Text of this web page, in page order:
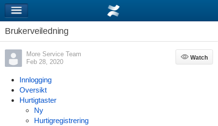
Brukerveiledning
More Service Team
Feb 28, 2020
Watch
Watch
Innlogging
Oversikt
Hurtigtaster
Ny
Hurtigregistrering